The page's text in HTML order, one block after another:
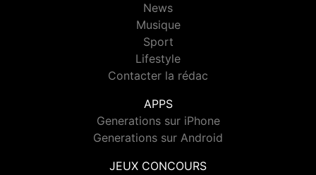
News
Musique
Sport
Lifestyle
Contacter la rédac
APPS
Generations sur iPhone
Generations sur Android
JEUX CONCOURS